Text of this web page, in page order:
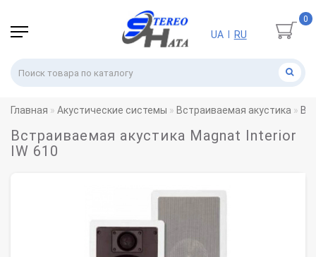
0
UA RU
Главная Акустические системы Встраиваемая акустика
Встраиваемая акустика Magnat Interior
IW 610